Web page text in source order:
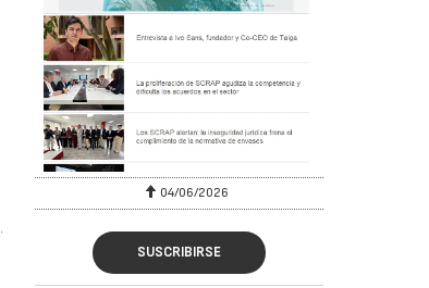
04/06/2026
SUSCRIBIRSE